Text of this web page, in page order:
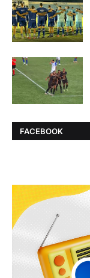
FACEBOOK